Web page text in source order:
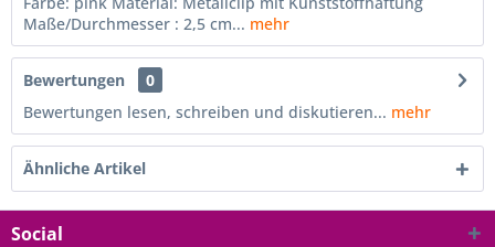
Maße/Durchmesser : 2,5 cm... mehr
Bewertungen
0
Bewertungen lesen, schreiben und diskutieren... mehr
Ähnliche Artikel
Social